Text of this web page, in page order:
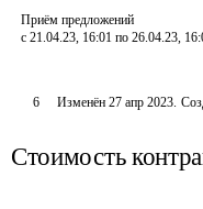
Приём предложений
с 21.04.23, 16:01 по 26.04.23,
6 Изменён 27 апр 2023.
Стоимость